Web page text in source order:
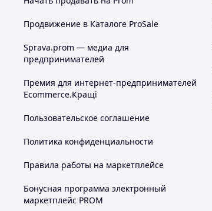
Продвижение в Каталоге ProSale
Sprava.prom — медиа для
предпринимателей
Премия для интернет-предпринимателей
Ecommerce.Кращі
Пользовательское соглашение
Политика конфиденциальности
Правила работы на маркетплейсе
Бонусная программа электронный
маркетплейс PROM